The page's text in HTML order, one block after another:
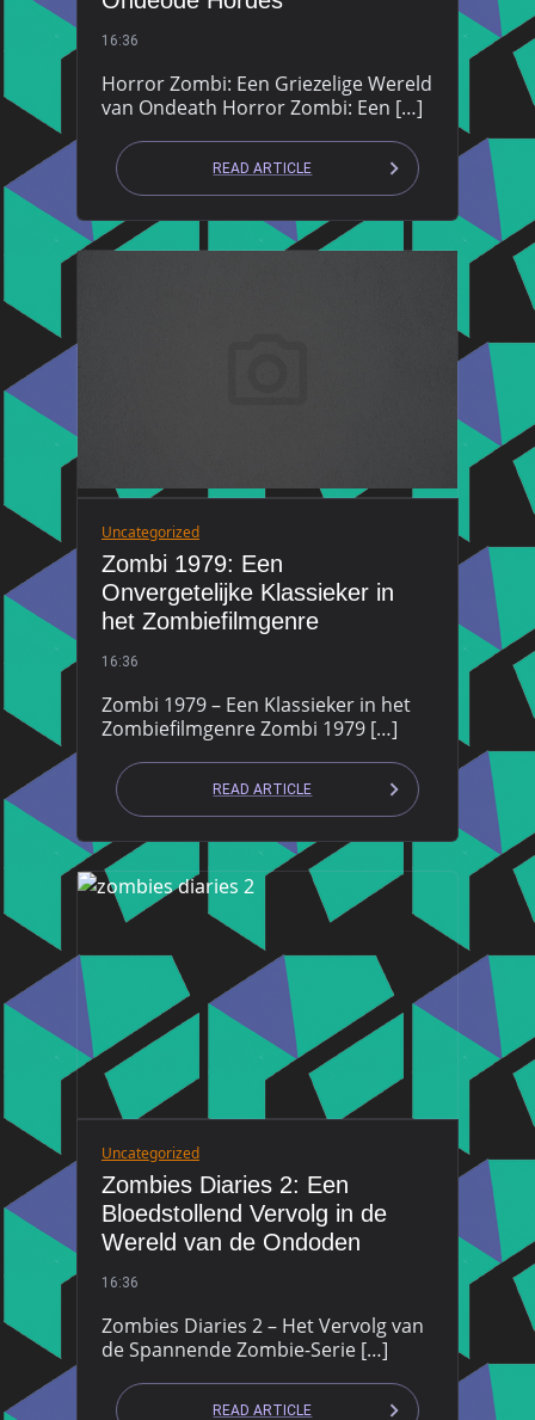
16:36
Horror Zombi: Een Griezelige Wereld
van Ondeath Horror Zombi: Een […]
READ ARTICLE
Uncategorized
Zombi 1979: Een
Onvergetelijke Klassieker in
het Zombiefilmgenre
16:36
Zombi 1979 – Een Klassieker in het
Zombiefilmgenre Zombi 1979 […]
READ ARTICLE
Uncategorized
Zombies Diaries 2: Een
Bloedstollend Vervolg in de
Wereld van de Ondoden
16:36
Zombies Diaries 2 – Het Vervolg van
de Spannende Zombie-Serie […]
READ ARTICLE